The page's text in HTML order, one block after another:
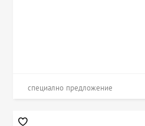
специално предложение